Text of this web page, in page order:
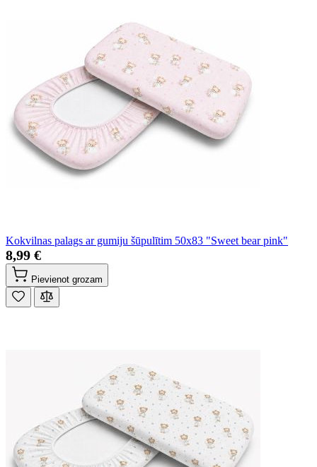
Kokvilnas palags ar gumiju šūpulītim 50x83 "Sweet bear pink"
8,99 €
Pievienot grozam